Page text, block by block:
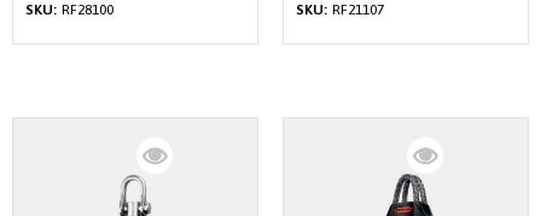
SKU: RF28100
SKU: RF21107